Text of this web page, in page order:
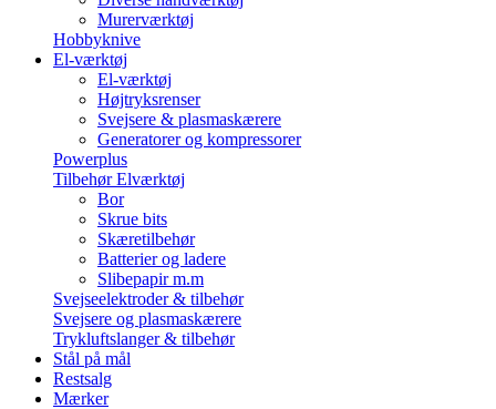
Murerværktøj
Hobbyknive
El-værktøj
El-værktøj
Højtryksrenser
Svejsere & plasmaskærere
Generatorer og kompressorer
Powerplus
Tilbehør Elværktøj
Bor
Skrue bits
Skæretilbehør
Batterier og ladere
Slibepapir m.m
Svejseelektroder & tilbehør
Svejsere og plasmaskærere
Trykluftslanger & tilbehør
Stål på mål
Restsalg
Mærker